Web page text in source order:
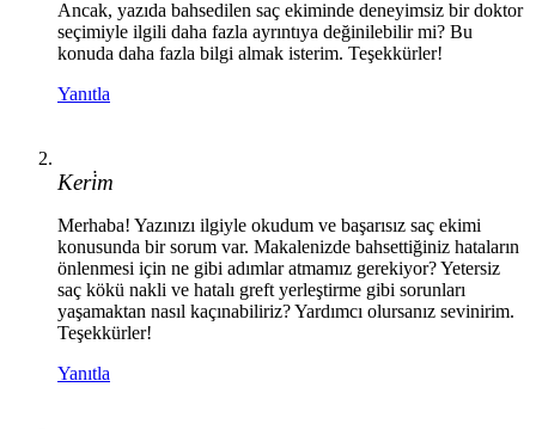
Ancak, yazıda bahsedilen saç ekiminde deneyimsiz bir doktor
seçimiyle ilgili daha fazla ayrıntıya değinilebilir mi? Bu
konuda daha fazla bilgi almak isterim. Teşekkürler!
Yanıtla
Keri̇m
Merhaba! Yazınızı ilgiyle okudum ve başarısız saç ekimi
konusunda bir sorum var. Makalenizde bahsettiğiniz hataların
önlenmesi için ne gibi adımlar atmamız gerekiyor? Yetersiz
saç kökü nakli ve hatalı greft yerleştirme gibi sorunları
yaşamaktan nasıl kaçınabiliriz? Yardımcı olursanız sevinirim.
Teşekkürler!
Yanıtla